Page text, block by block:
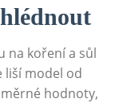
na koření a sůl
liší model od
⁣hodnoty,